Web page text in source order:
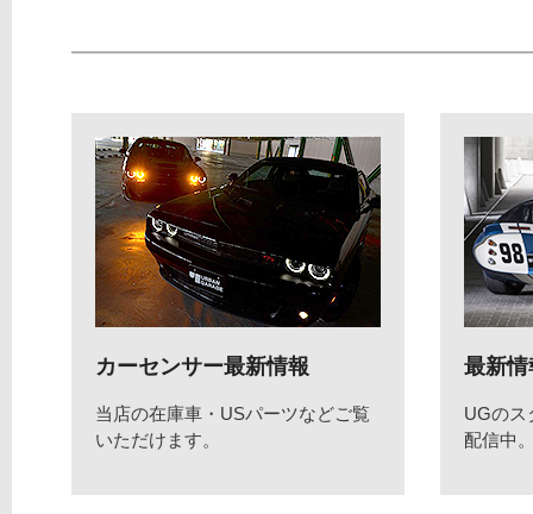
カーセンサー最新情報
当店の在庫車・USパーツなどご覧
いただけます。
最新情
UGのス
配信中